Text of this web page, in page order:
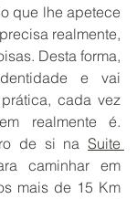
que lhe apetece
realmente,
Desta forma,
e vai
cada vez
realmente é.
de si na Suite
caminhar em
mais de 15 Km